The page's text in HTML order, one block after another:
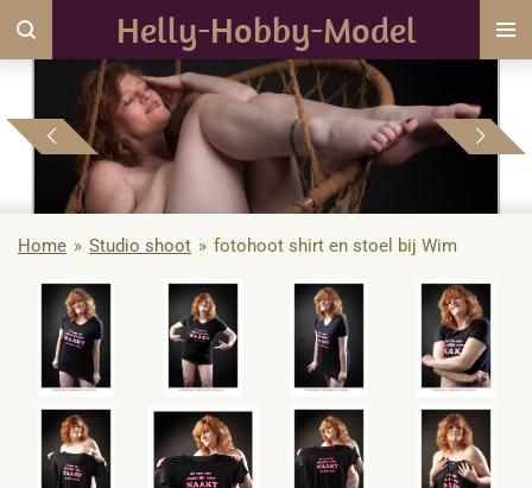
Ga
direct
de
hoofdinhoud
Helly-Hobby-Model
Home » Studio shoot » fotohoot shirt en stoel bij Wim